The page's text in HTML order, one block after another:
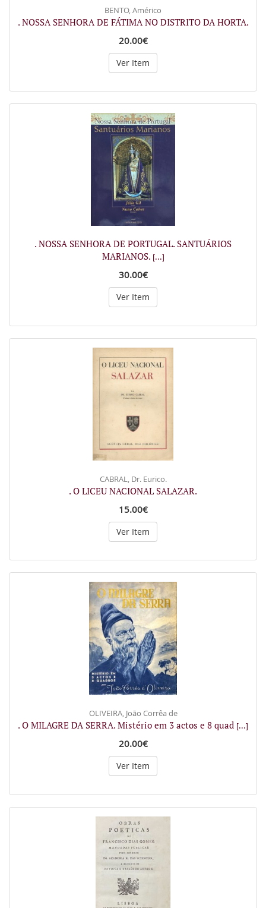
BENTO, Américo
. NOSSA SENHORA DE FÁTIMA NO DISTRITO DA HORTA.
20.00€
Ver Item
. NOSSA SENHORA DE PORTUGAL. SANTUÁRIOS
MARIANOS. [...]
30.00€
Ver Item
CABRAL, Dr. Eurico.
. O LICEU NACIONAL SALAZAR.
15.00€
Ver Item
OLIVEIRA, João Corrêa de
. O MILAGRE DA SERRA. Mistério em 3 actos e 8 quad [...]
20.00€
Ver Item